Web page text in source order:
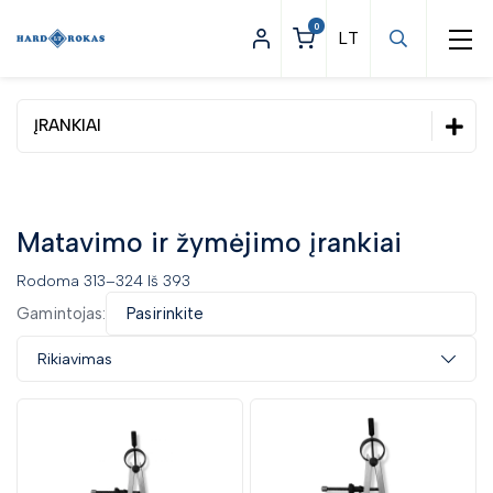
0
ĮRANKIAI
Asmeninės apsaugos priemonės
Darbo apranga
Įrankiai
Pneumatiniai įrankiai
Elektrinių įrankių priedai
Matavimo ir žymėjimo įrankiai
Rodoma 313–324 Iš 393
Gamintojas: Pasirinkite
Rikiavimas